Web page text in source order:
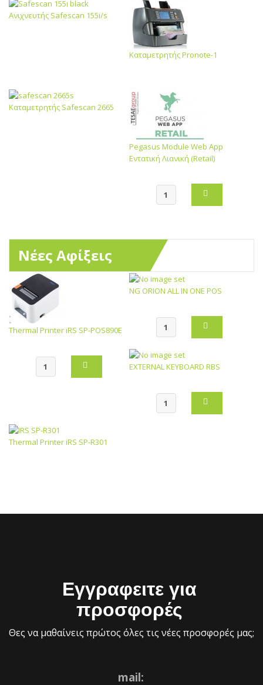
Ανιχνευτής Safescan 155i/s
Καταμετρητής Pronote-1
Καταμετρητής Safescan 2665
Pegasus Module Web App
Εντατική Λιανική (Retail)
Νέες Αφίξεις
Thermal Printer iRS SP-POS890E
NG ORION ALL IN ONE POS
EXTERNAL KEYBOARD RBS
Thermal Printer iRS SP-R301
Εγγραφειτε για
προσφορές
Θες να μαθαίνεις πρώτος όλες τις νέες προσφορές μας;
mail: